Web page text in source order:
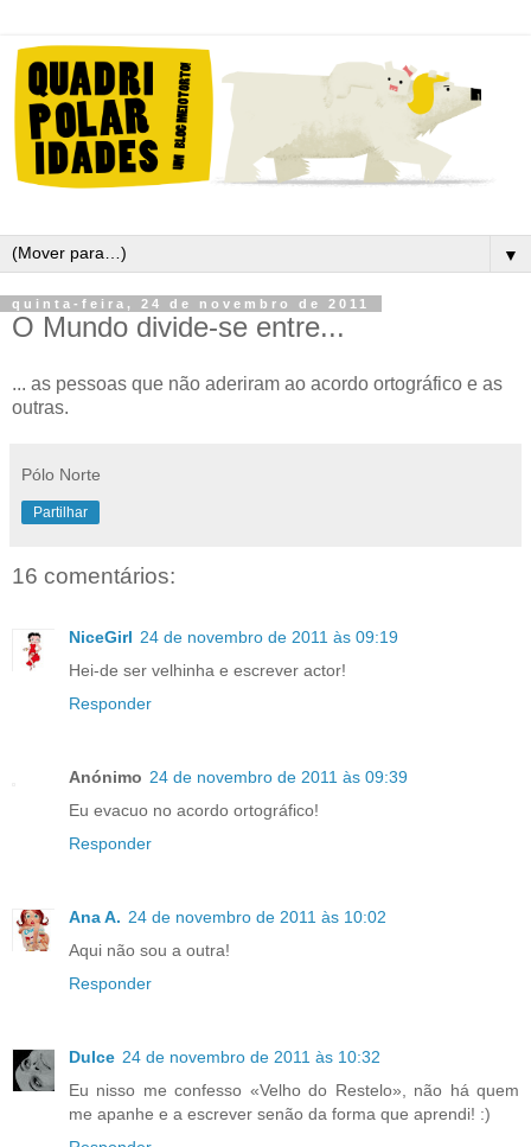
▼
quinta-feira, 24 de novembro de 2011
O Mundo divide-se entre...
... as pessoas que não aderiram ao acordo ortográfico e as
outras.
Pólo Norte
Partilhar
16 comentários:
NiceGirl 24 de novembro de 2011 às 09:19
Hei-de ser velhinha e escrever actor!
Responder
Anónimo 24 de novembro de 2011 às 09:39
Eu evacuo no acordo ortográfico!
Responder
Ana A. 24 de novembro de 2011 às 10:02
Aqui não sou a outra!
Responder
Dulce 24 de novembro de 2011 às 10:32
Eu nisso me confesso «Velho do Restelo», não há quem
me apanhe e a escrever senão da forma que aprendi! :)